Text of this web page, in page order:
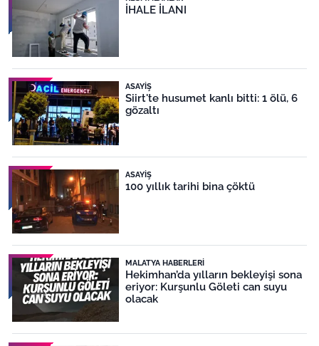
İHALE İLANI
ASAYIŞ
Siirt'te husumet kanlı bitti: 1 ölü, 6
gözaltı
ASAYIŞ
100 yıllık tarihi bina çöktü
MALATYA HABERLERI
Hekimhan’da yılların bekleyişi sona
eriyor: Kurşunlu Göleti can suyu
olacak